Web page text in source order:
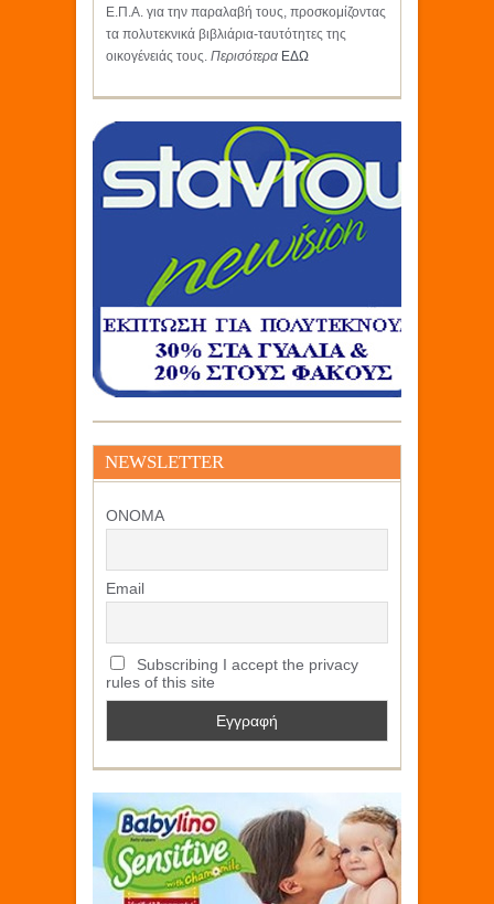
Ε.Π.Α. για την παραλαβή τους, προσκομίζοντας
τα πολυτεκνικά βιβλιάρια-ταυτότητες της
οικογένειάς τους. Περισότερα ΕΔΩ
NEWSLETTER
ΟΝΟΜΑ
Email
Subscribing I accept the privacy
rules of this site